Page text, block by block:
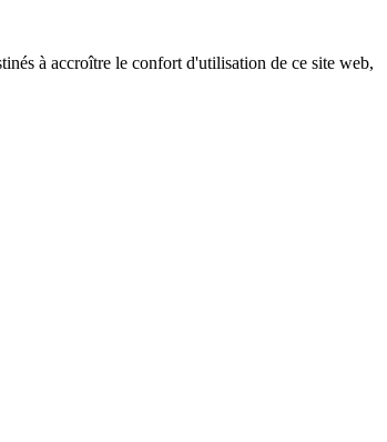
à accroître le confort d'utilisation de ce site web,